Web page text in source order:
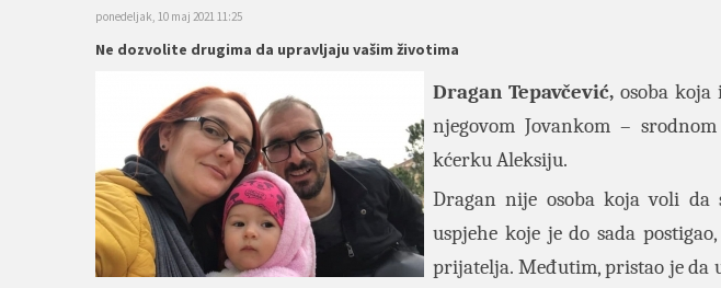
ponedeljak, 10 maj 2021 11:25
Ne dozvolite drugima da upravljaju vašim životima
Dragan Tepavčević,osoba koja
njegovom Jovankom –
kćerku Aleksiju.
Dragan nije osoba koja voli
uspjehe koje je do sada
prijatelja. Međutim, pristao je da